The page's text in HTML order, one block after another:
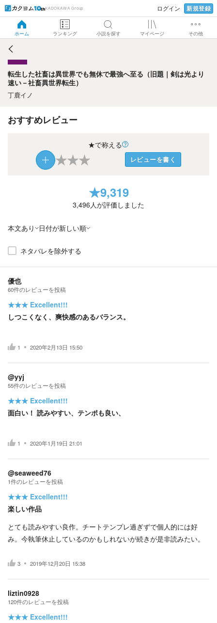
KADOKAWA Group ログイン 新規登録
ホーム ランキング 小説を探す マイページ その他
転生した社畜は異世界でも無休で最強へ至る（旧題｜剣は光
より速い－社畜異世界転生）
転生した社畜は異世界でも無休で最強へ至る（旧題｜剣は光より
速い－社畜異世界転生）
丁鹿イノ
おすすめレビュー
★で称える
★★★ レビューを書く
★9,319
3,496人が評価しました
本文あり 日付が新しい順
ネタバレを除外する
優也
60件のレビューを投稿
★★★ Excellent!!!
しつこくなく、爽快感のあるバランス。
1 2020年2月13日 15:50
@yyj
55件のレビューを投稿
★★★ Excellent!!!
面白い！ 読みやすい、テンポも良い、
1 2020年1月19日 21:01
@seaweed76
1件のレビューを投稿
★★★ Excellent!!!
楽しい作品
とても読みやすい良作。チートテンプレ過ぎずで個人的には好
み。今執筆休止しているのかもしれないが続きが是非読みたい。
3 2019年12月20日 15:38
liztin0928
120件のレビューを投稿
★★★ Excellent!!!